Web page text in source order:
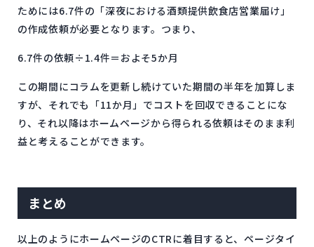
ためには6.7件の「深夜における酒類提供飲食店営業届け」
の作成依頼が必要となります。つまり、
6.7件の依頼÷1.4件＝およそ5か月
この期間にコラムを更新し続けていた期間の半年を加算しま
すが、それでも「11か月」でコストを回収できることにな
り、それ以降はホームページから得られる依頼はそのまま利
益と考えることができます。
まとめ
以上のようにホームページのCTRに着目すると、ページタイ